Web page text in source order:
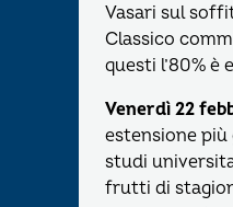
Vasari sul
Classico
questi l’80% è
Venerdì 22
estensione
studi
frutti di